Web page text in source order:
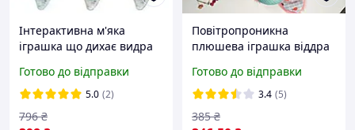
Інтерактивна м'яка
іграшка що дихає видра
плюшева видра, яка
дихає Видра з ефектом
дихання
Готово до відправки
5.0 (2)
796 ₴
Повітропроникна
плюшева іграшка віддра
кольору Рожевий, Видра
для сну, що спить, дихає
Готово до відправки
3.4 (5)
385 ₴